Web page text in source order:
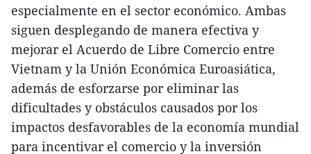
especialmente en el sector económico. Ambas
siguen desplegando de manera efectiva y
mejorar el Acuerdo de Libre Comercio entre
Vietnam y la Unión Económica Euroasiática,
además de esforzarse por eliminar las
dificultades y obstáculos causados por los
impactos desfavorables de la economía mundial
para incentivar el comercio y la inversión